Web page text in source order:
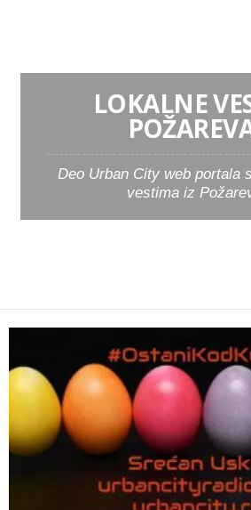
LOKALNE
Deo Urban City web portala
vestima iz